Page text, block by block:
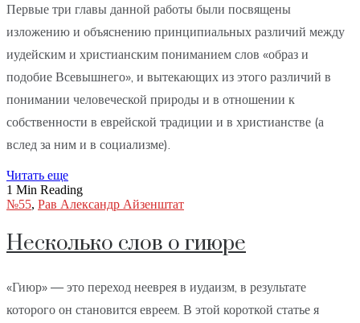
Первые три главы данной работы были посвящены
изложению и объяснению принципиальных различий между
иудейским и христианским пониманием слов «образ и
подобие Всевышнего», и вытекающих из этого различий в
понимании человеческой природы и в отношении к
собственности в еврейской традиции и в христианстве (а
вслед за ним и в социализме).
Читать еще
1 Min Reading
№55, Рав Александр Айзенштат
Несколько слов о гиюре
«Гиюр» — это переход нееврея в иудаизм, в результате
которого он становится евреем. В этой короткой статье я